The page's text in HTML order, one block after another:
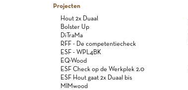
Projecten
Hout 2x Duaal
Bolster Up
DiTraMa
RFF - De competentiecheck
ESF - WPL4BK
EQ-Wood
ESF Check op de Werkplek 2.0
ESF Hout gaat 2x Duaal bis
MIMwood